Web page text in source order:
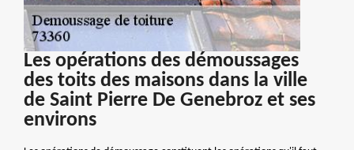
Les opérations des démoussages
des toits des maisons dans la ville
de Saint Pierre De Genebroz et ses
environs